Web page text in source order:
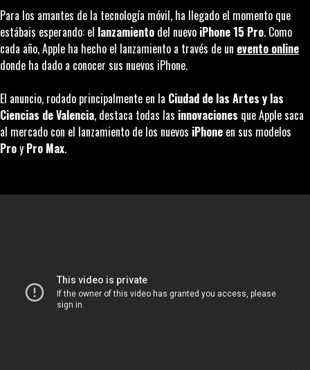
Para los amantes de la tecnología móvil, ha llegado el momento que
estábais esperando: el lanzamiento del nuevo iPhone 15 Pro. Como
cada año, Apple ha hecho el lanzamiento a través de un evento online
donde ha dado a conocer sus nuevos iPhone.
El anuncio, rodado principalmente en la Ciudad de las Artes y las
Ciencias de Valencia, destaca todas las innovaciones que Apple saca
al mercado con el lanzamiento de los nuevos iPhone en sus modelos
Proy Pro Max.